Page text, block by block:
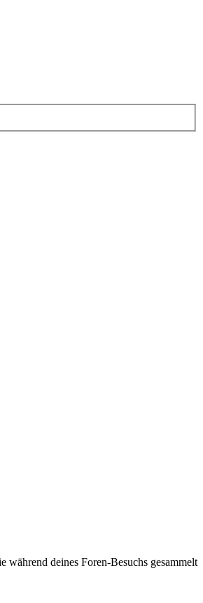
deines Foren-Besuchs gesammelt